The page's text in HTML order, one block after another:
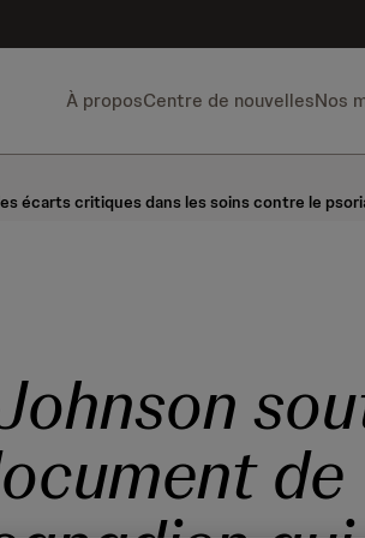
À proposCentre de nouvellesNos
écarts critiques dans les soins contre le
de